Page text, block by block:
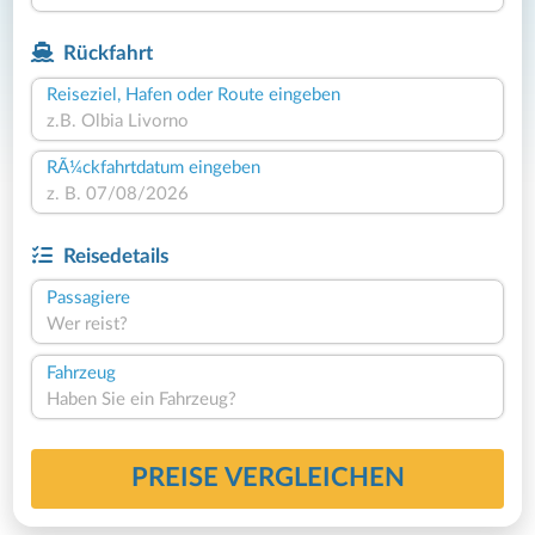
Rückfahrt
Reiseziel, Hafen oder Route eingeben
RÃ¼ckfahrtdatum eingeben
Reisedetails
Passagiere
Wer reist?
Fahrzeug
Haben Sie ein Fahrzeug?
PREISE VERGLEICHEN